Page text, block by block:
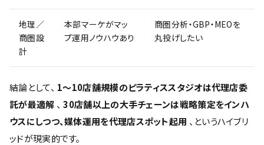
地理／
商圏設
計
本部マーケがマッ
プ運用ノウハウあり
商圏分析・GBP・MEOを
丸投げしたい
結論として、 1〜10店舗規模のピラティススタジオは代理店委
託が最適解 、30店舗以上の大手チェーンは戦略策定をインハ
ウスにしつつ、媒体運用を代理店スポット起用 、というハイブリ
ッドが現実的です。